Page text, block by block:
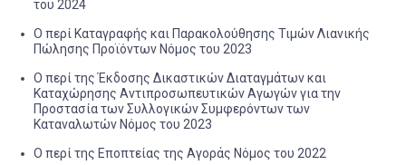
του 2024
O περί Καταγραφής και Παρακολούθησης Τιμών Λιανικής
Πώλησης Προϊόντων Νόμος του 2023
Ο περί της Έκδοσης Δικαστικών Διαταγμάτων και
Καταχώρησης Αντιπροσωπευτικών Αγωγών για την
Προστασία των Συλλογικών Συμφερόντων των
Καταναλωτών Νόμος του 2023
Ο περί της Εποπτείας της Αγοράς Νόμος του 2022